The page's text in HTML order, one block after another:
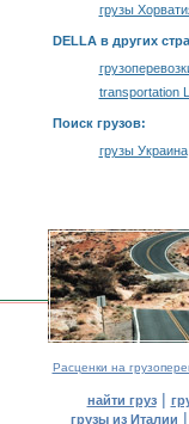
грузы
DELLA в других
transportation
Поиск грузов:
грузы Украина|
Расценки на
найти груз|
грузы из Италии |